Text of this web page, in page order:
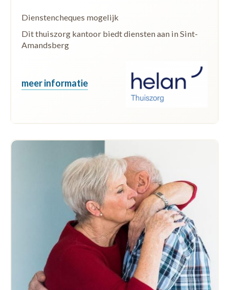
Dienstencheques mogelijk
Dit thuiszorg kantoor biedt diensten aan in Sint-
Amandsberg
meer informatie